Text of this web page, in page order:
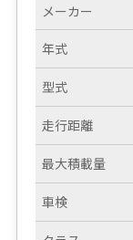
メーカー
年式
型式
走行距離
最大積載量
車検